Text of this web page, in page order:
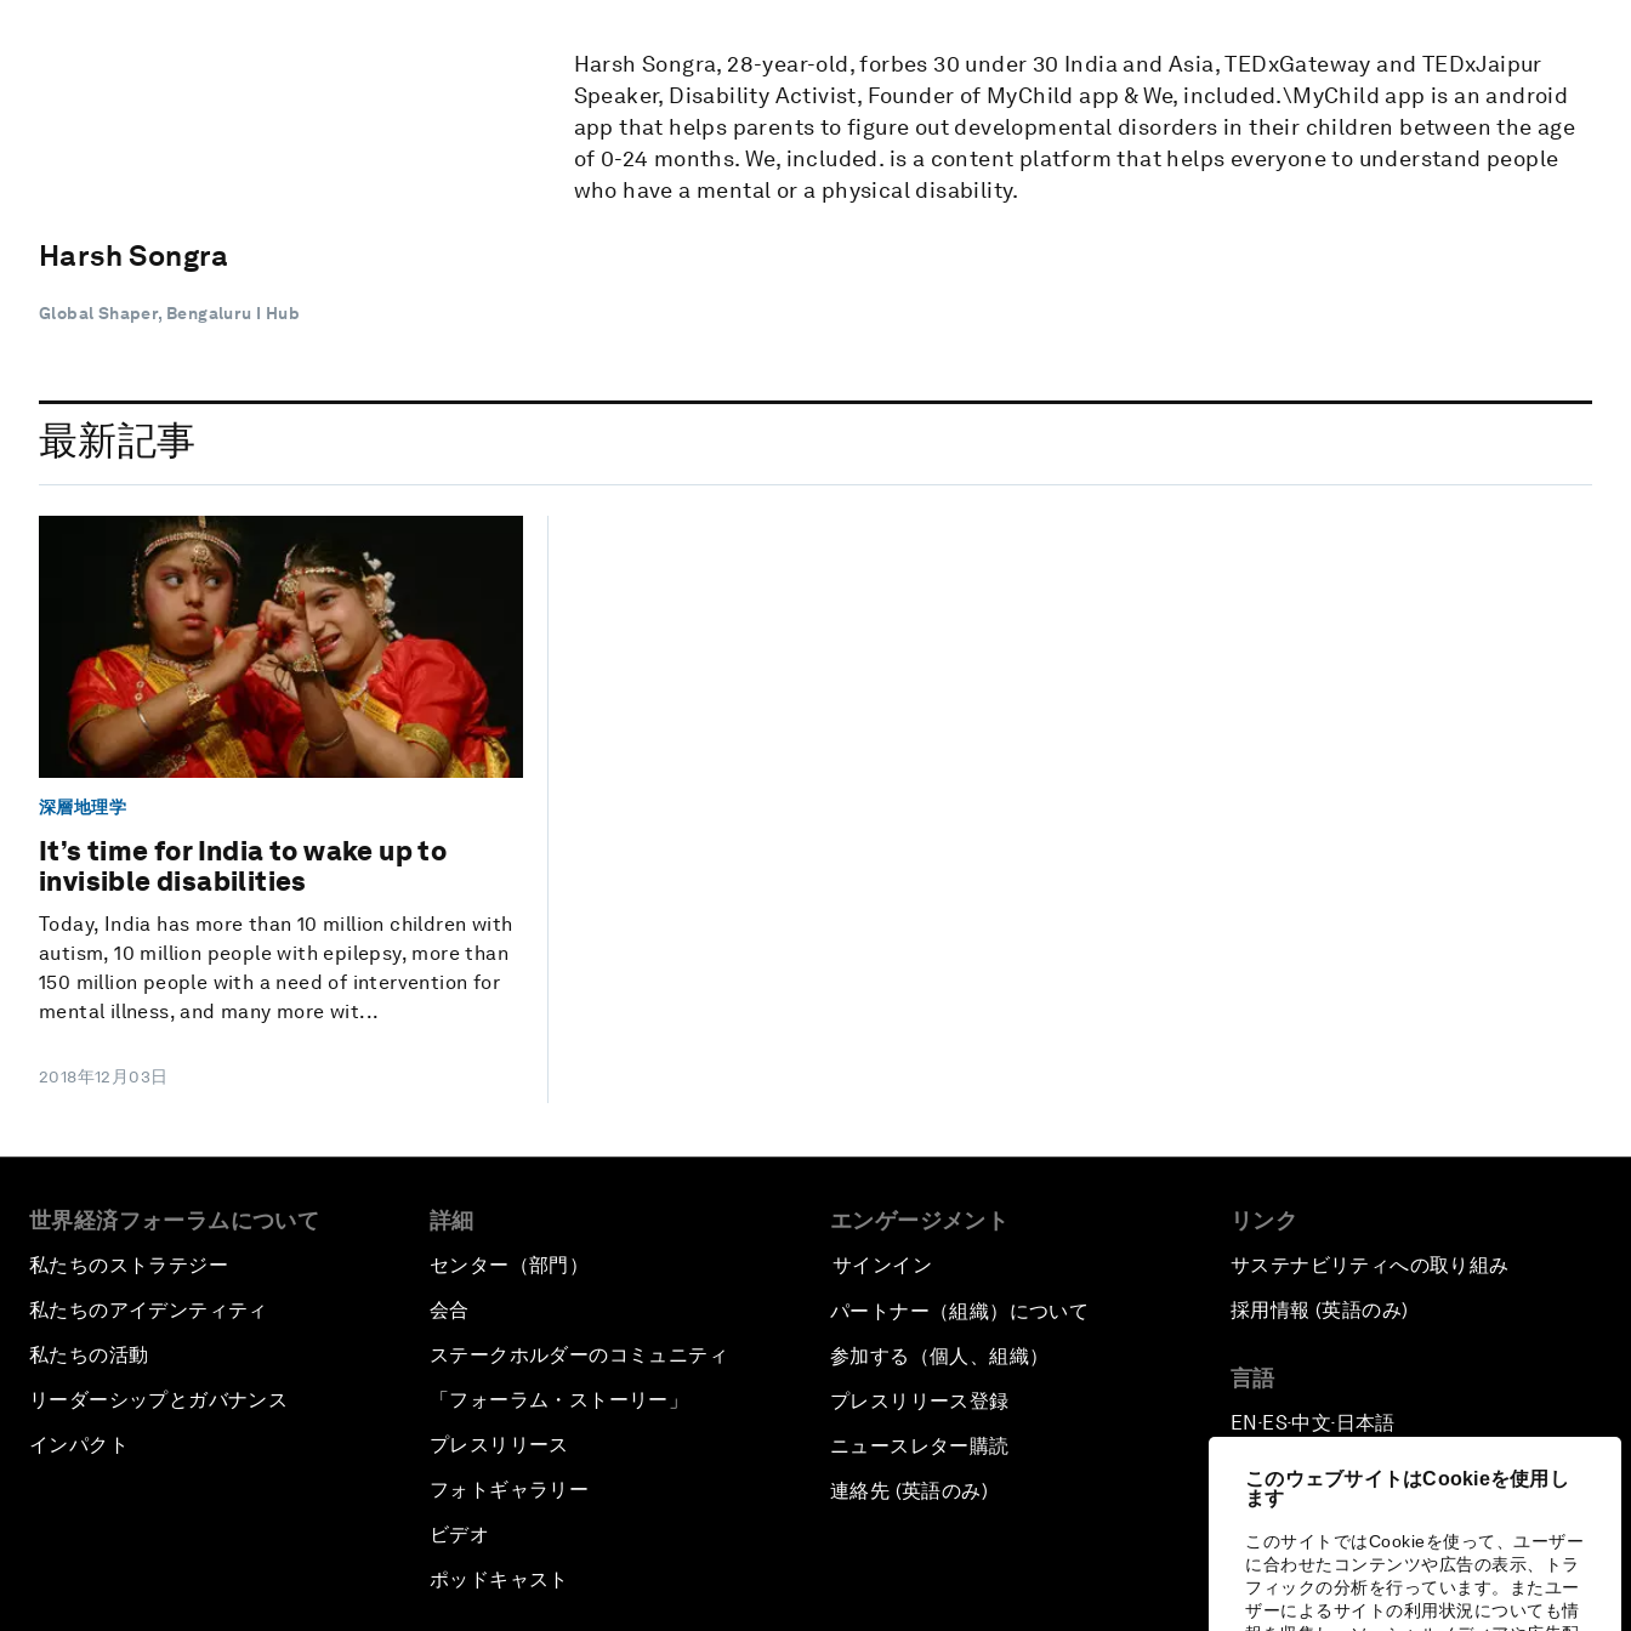
このウェブサイトはCookieを使用し
ます
このサイトではCookieを使って、ユーザー
に合わせたコンテンツや広告の表示、トラ
フィックの分析を行っています。またユー
ザーによるサイトの利用状況についても情
Harsh Songra
Global Shaper, Bengaluru I Hub
Harsh Songra, 28-year-old, forbes 30 under 30 India and Asia, TEDxGateway and TEDxJaipur
Speaker, Disability Activist, Founder of MyChild app & We, included.\MyChild app is an android
app that helps parents to figure out developmental disorders in their children between the age
of 0-24 months. We, included. is a content platform that helps everyone to understand people
who have a mental or a physical disability.
最新記事
深層地理学
It’s time for India to wake up to
invisible disabilities
Today, India has more than 10 million children with
autism, 10 million people with epilepsy, more than
150 million people with a need of intervention for
mental illness, and many more wit...
2018年12月03日
世界経済フォーラムについて
私たちのストラテジー
私たちのアイデンティティ
私たちの活動
リーダーシップとガバナンス
インパクト
詳細
センター（部門）
会合
ステークホルダーのコミュニティ
「フォーラム・ストーリー」
プレスリリース
フォトギャラリー
ビデオ
ポッドキャスト
エンゲージメント
サインイン
パートナー（組織）について
参加する（個人、組織）
プレスリリース登録
ニュースレター購読
連絡先 (英語のみ)
リンク
サステナビリティへの取り組み
採用情報 (英語のみ)
言語
EN ▪ ES▪中文▪ 日本語